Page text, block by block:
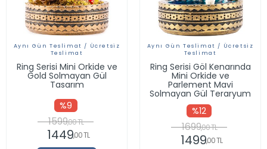
Aynı Gün Teslimat / Ücretsiz
Teslimat
Ring Serisi Mini Orkide ve
Gold Solmayan Gül
Tasarım
%9
1599,00 TL
1449,00 TL
Aynı Gün Teslimat / Ücretsiz
Teslimat
Ring Serisi Göl Kenarında
Mini Orkide ve
Parlement Mavi
Solmayan Gül Teraryum
%12
1699,00 TL
1499,00 TL